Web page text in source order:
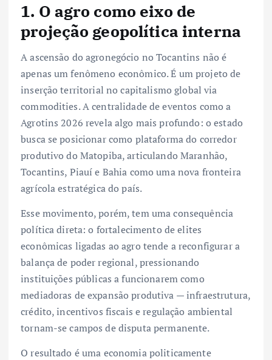
1. O agro como eixo de
projeção geopolítica interna
A ascensão do agronegócio no Tocantins não é
apenas um fenômeno econômico. É um projeto de
inserção territorial no capitalismo global via
commodities. A centralidade de eventos como a
Agrotins 2026 revela algo mais profundo: o estado
busca se posicionar como plataforma do corredor
produtivo do Matopiba, articulando Maranhão,
Tocantins, Piauí e Bahia como uma nova fronteira
agrícola estratégica do país.
Esse movimento, porém, tem uma consequência
política direta: o fortalecimento de elites
econômicas ligadas ao agro tende a reconfigurar a
balança de poder regional, pressionando
instituições públicas a funcionarem como
mediadoras de expansão produtiva — infraestrutura,
crédito, incentivos fiscais e regulação ambiental
tornam-se campos de disputa permanente.
O resultado é uma economia politicamente